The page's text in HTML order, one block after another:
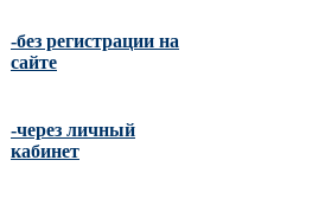
-без регистрации на
сайте
-через личный
кабинет